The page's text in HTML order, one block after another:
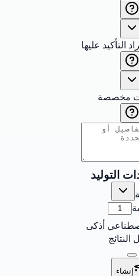
التأكيد عليها
مخصصة
التوليد
أذكى
إنشاء